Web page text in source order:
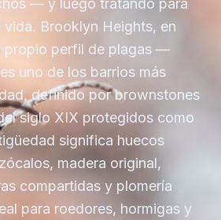
— y luego tratando para
Brooklyn Heights, en
propio perfil de plagas —
uno de los barrios más
definido por brownstones
siglo XIX protegidos como
significa huecos
madera original,
compartidas y plomería
para roedores, hormigas y